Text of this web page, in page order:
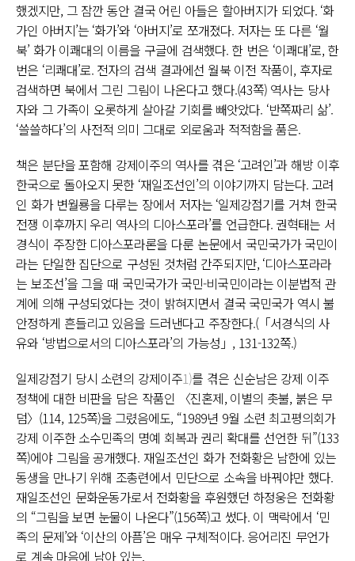
했겠지만, 그 잠깐 동안 결국 어린 아들은 할아버지가 되었다. ‘화
가인 아버지’는 ‘화가’와 ‘아버지’로 쪼개졌다. 저자는 또 다른 ‘월
북’ 화가 이쾌대의 이름을 구글에 검색했다. 한 번은 ‘이쾌대’로, 한
번은 ‘리쾌대’로. 전자의 검색 결과에선 월북 이전 작품이, 후자로
검색하면 북에서 그린 그림이 나온다고 했다.(43쪽) 역사는 당사
자와 그 가족이 오롯하게 살아갈 기회를 빼앗았다. ‘반쪽짜리 삶’.
‘쓸쓸하다’의 사전적 의미 그대로 외로움과 적적함을 품은.
책은 분단을 포함해 강제이주의 역사를 겪은 ‘고려인’과 해방 이후
한국으로 돌아오지 못한 ‘재일조선인’의 이야기까지 담는다. 고려
인 화가 변월룡을 다루는 장에서 저자는 ‘일제강점기를 거쳐 한국
전쟁 이후까지 우리 역사의 디아스포라’를 언급한다. 권혁태는 서
경식이 주장한 디아스포라론을 다룬 논문에서 국민국가가 국민이
라는 단일한 집단으로 구성된 것처럼 간주되지만, ‘디아스포라라
는 보조선’을 그을 때 국민국가가 국민-비국민이라는 이분법적 관
계에 의해 구성되었다는 것이 밝혀지면서 결국 국민국가 역시 불
안정하게 흔들리고 있음을 드러낸다고 주장한다.(「서경식의 사
유와 ‘방법으로서의 디아스포라’의 가능성」, 131-132쪽.)
일제강점기 당시 소련의 강제이주1)를 겪은 신순남은 강제 이주
정책에 대한 비판을 담은 작품인 〈진혼제, 이별의 촛불, 붉은 무
덤〉(114, 125쪽)을 그렸음에도, “1989년 9월 소련 최고평의회가
강제 이주한 소수민족의 명예 회복과 권리 확대를 선언한 뒤”(133
쪽)에야 그림을 공개했다. 재일조선인 화가 전화황은 남한에 있는
동생을 만나기 위해 조총련에서 민단으로 소속을 바꿔야만 했다.
재일조선인 문화운동가로서 전화황을 후원했던 하정웅은 전화황
의 “그림을 보면 눈물이 나온다”(156쪽)고 썼다. 이 맥락에서 ‘민
족의 문제’와 ‘이산의 아픔’은 매우 구체적이다. 응어리진 무언가
로 계속 마음에 남아 있는.